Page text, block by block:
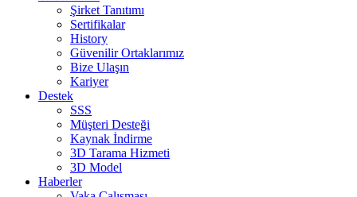
Şirket Tanıtımı
Sertifikalar
History
Güvenilir Ortaklarımız
Bize Ulaşın
Kariyer
Destek
SSS
Müşteri Desteği
Kaynak İndirme
3D Tarama Hizmeti
3D Model
Haberler